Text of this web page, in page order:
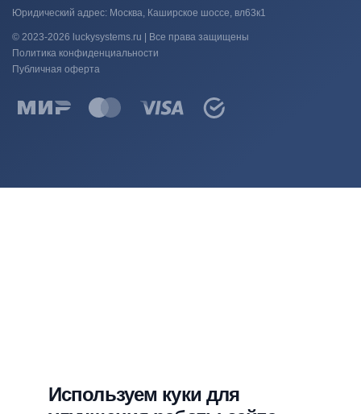
Юридический адрес: Москва, Каширское шоссе, вл63к1
© 2023-2026 luckysystems.ru | Все права защищены
Политика конфиденциальности
Публичная оферта
Используем куки для